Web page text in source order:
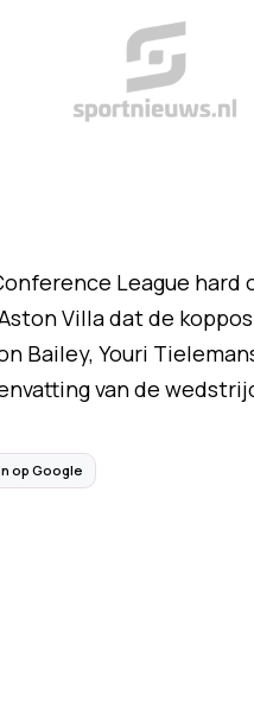
League
Villa dat de
Bailey, Youri
van de
op Google